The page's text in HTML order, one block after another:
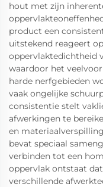
hout met zijn
product een
uitstekend reageert
oppervlaktedichtheid
waardoor het
harde nerfgebieden
vaak ongelijke
consistentie stelt
afwerkingen te
en
bevat speciaal
verbinden tot een
oppervlak ontstaat
verschillende